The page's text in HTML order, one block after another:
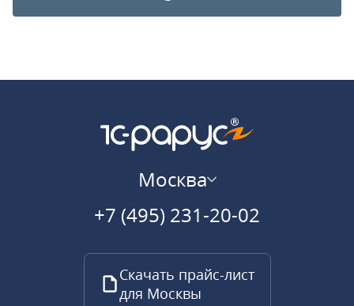
Москва
+7 (495) 231-20-02
Скачать прайс-лист
для Москвы